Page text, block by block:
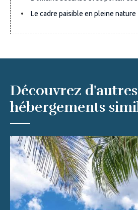
Le cadre paisible en pleine nature
Découvrez d'autres
hébergements